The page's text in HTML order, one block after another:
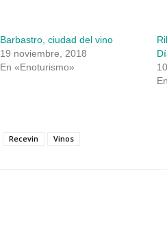
Barbastro, ciudad del vino
19 noviembre, 2018
En «Enoturismo»
Recevin Vinos